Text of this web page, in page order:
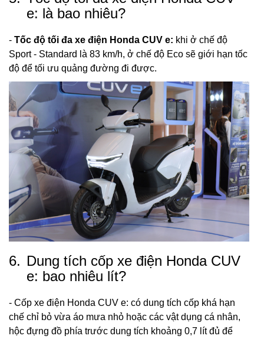
e: là bao nhiêu?
- Tốc độ tối đa xe điện Honda CUV e: khi ở chế độ
Sport - Standard là 83 km/h, ở chế độ Eco sẽ giới hạn tốc
độ để tối ưu quảng đường đi được.
6. Dung tích cốp xe điện Honda CUV
e: bao nhiêu lít?
- Cốp xe điện Honda CUV e: có dung tích cốp khá hạn
chế chỉ bỏ vừa áo mưa nhỏ hoặc các vật dụng cá nhân,
hộc đựng đồ phía trước dung tích khoảng 0,7 lít đủ để